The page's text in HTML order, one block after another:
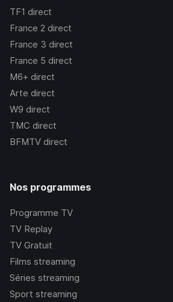
TF1 direct
France 2 direct
France 3 direct
France 5 direct
M6+ direct
Arte direct
W9 direct
TMC direct
BFMTV direct
Nos programmes
Programme TV
TV Replay
TV Gratuit
Films streaming
Séries streaming
Sport streaming